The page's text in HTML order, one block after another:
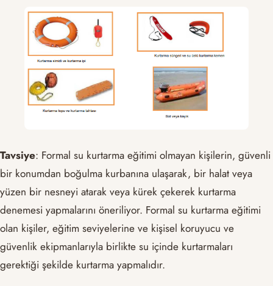
Tavsiye: Formal su kurtarma eğitimi olmayan kişilerin, güvenli
bir konumdan boğulma kurbanına ulaşarak, bir halat veya
yüzen bir nesneyi atarak veya kürek çekerek kurtarma
denemesi yapmalarını öneriliyor. Formal su kurtarma eğitimi
olan kişiler, eğitim seviyelerine ve kişisel koruyucu ve
güvenlik ekipmanlarıyla birlikte su içinde kurtarmaları
gerektiği şekilde kurtarma yapmalıdır.